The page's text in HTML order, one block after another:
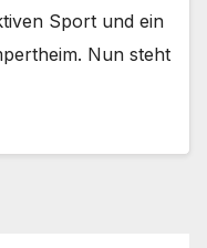
Sport und ein
Nun steht